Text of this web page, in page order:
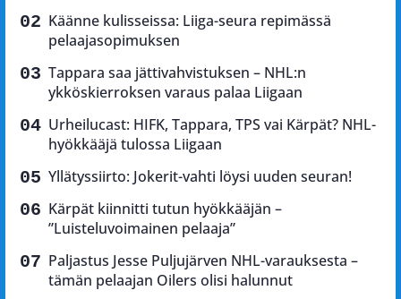
Käänne kulisseissa: Liiga-seura repimässä
pelaajasopimuksen
Tappara saa jättivahvistuksen – NHL:n
ykköskierroksen varaus palaa Liigaan
Urheilucast: HIFK, Tappara, TPS vai Kärpät? NHL-
hyökkääjä tulossa Liigaan
Yllätyssiirto: Jokerit-vahti löysi uuden seuran!
Kärpät kiinnitti tutun hyökkääjän –
”Luisteluvoimainen pelaaja”
Paljastus Jesse Puljujärven NHL-varauksesta –
tämän pelaajan Oilers olisi halunnut